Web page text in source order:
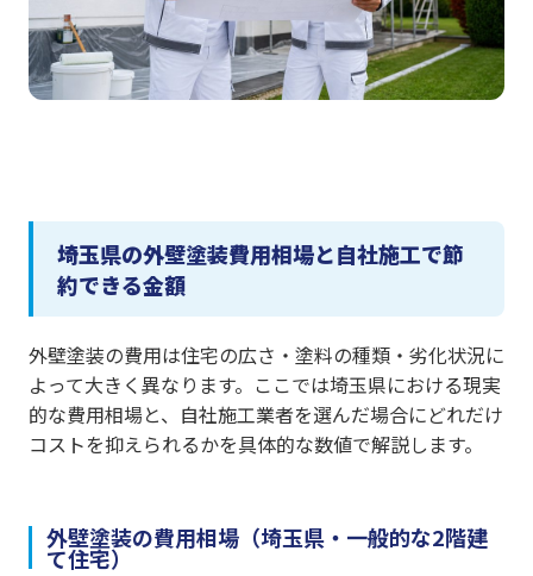
埼玉県の外壁塗装費用相場と自社施工で節
約できる金額
外壁塗装の費用は住宅の広さ・塗料の種類・劣化状況に
よって大きく異なります。ここでは埼玉県における現実
的な費用相場と、自社施工業者を選んだ場合にどれだけ
コストを抑えられるかを具体的な数値で解説します。
外壁塗装の費用相場（埼玉県・一般的な2階建
て住宅）